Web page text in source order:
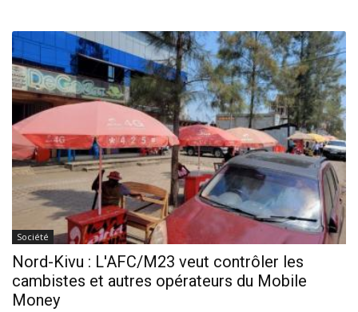
Société
Nord-Kivu : L'AFC/M23 veut contrôler les
cambistes et autres opérateurs du Mobile
Money